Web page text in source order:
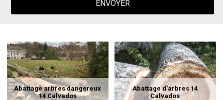
Abattage arbres dangereux
14 Calvados
Abattage d'arbres 14
Calvados